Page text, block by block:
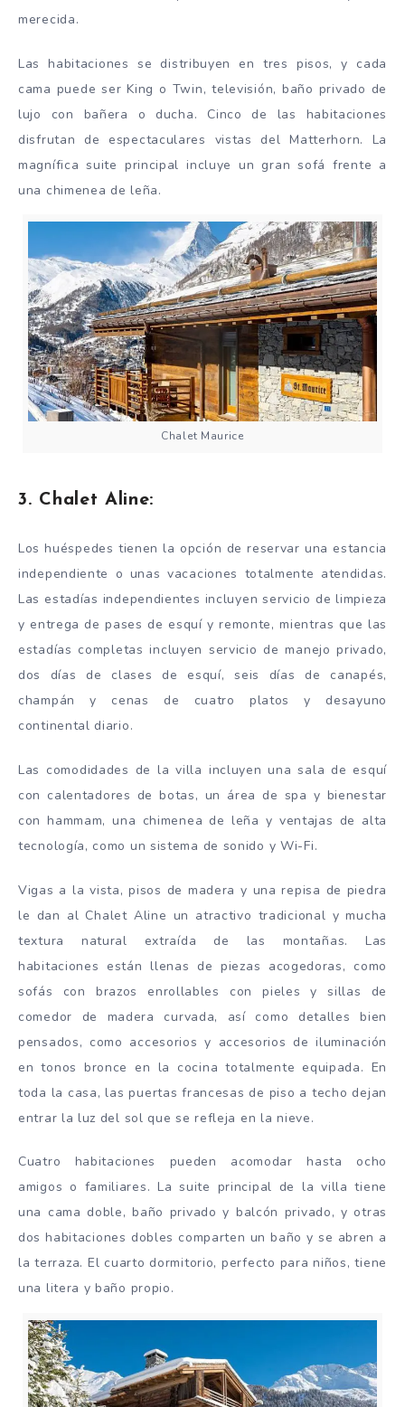
merecida.
Las habitaciones se distribuyen en tres pisos, y cada
cama puede ser King o Twin, televisión, baño privado de
lujo con bañera o ducha. Cinco de las habitaciones
disfrutan de espectaculares vistas del Matterhorn. La
magnífica suite principal incluye un gran sofá frente a
una chimenea de leña.
Chalet Maurice
3. Chalet Aline:
Los huéspedes tienen la opción de reservar una estancia
independiente o unas vacaciones totalmente atendidas.
Las estadías independientes incluyen servicio de limpieza
y entrega de pases de esquí y remonte, mientras que las
estadías completas incluyen servicio de manejo privado,
dos días de clases de esquí, seis días de canapés,
champán y cenas de cuatro platos y desayuno
continental diario.
Las comodidades de la villa incluyen una sala de esquí
con calentadores de botas, un área de spa y bienestar
con hammam, una chimenea de leña y ventajas de alta
tecnología, como un sistema de sonido y Wi-Fi.
Vigas a la vista, pisos de madera y una repisa de piedra
le dan al Chalet Aline un atractivo tradicional y mucha
textura natural extraída de las montañas. Las
habitaciones están llenas de piezas acogedoras, como
sofás con brazos enrollables con pieles y sillas de
comedor de madera curvada, así como detalles bien
pensados, como accesorios y accesorios de iluminación
en tonos bronce en la cocina totalmente equipada. En
toda la casa, las puertas francesas de piso a techo dejan
entrar la luz del sol que se refleja en la nieve.
Cuatro habitaciones pueden acomodar hasta ocho
amigos o familiares. La suite principal de la villa tiene
una cama doble, baño privado y balcón privado, y otras
dos habitaciones dobles comparten un baño y se abren a
la terraza. El cuarto dormitorio, perfecto para niños, tiene
una litera y baño propio.